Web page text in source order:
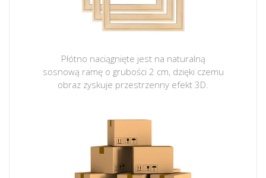
Płótno naciągnięte jest na naturalną
sosnową ramę o grubości 2 cm, dzięki czemu
obraz zyskuje przestrzenny efekt 3D.